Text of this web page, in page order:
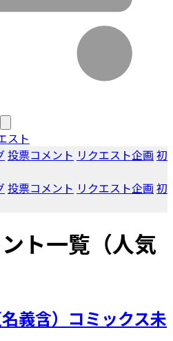
スト
投票コメント リクエスト企画 初
投票コメント リクエスト企画 初
ト一覧（人気
義含）コミックス未